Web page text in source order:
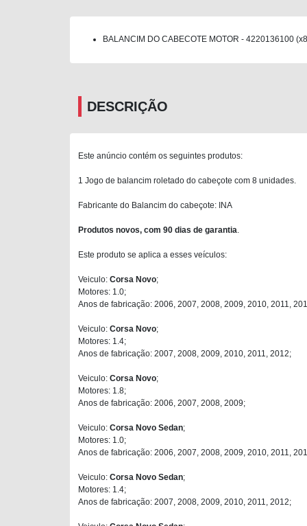
BALANCIM DO CABECOTE MOTOR - 4220136100
DESCRIÇÃO
Este anúncio contém os seguintes produtos:
1 Jogo de balancim roletado do cabeçote com 8 unidades.
Fabricante do Balancim do cabeçote: INA
Produtos novos, com 90 dias de garantia
Este produto se aplica a esses veículos:
Veiculo: Corsa Novo;
Motores: 1.0;
Anos de fabricação: 2006, 2007, 2008, 2009, 2010, 2011,
Veiculo: Corsa Novo;
Motores: 1.4;
Anos de fabricação: 2007, 2008, 2009, 2010, 2011, 2012;
Veiculo: Corsa Novo;
Motores: 1.8;
Anos de fabricação: 2006, 2007, 2008, 2009;
Veiculo: Corsa Novo Sedan;
Motores: 1.0;
Anos de fabricação: 2006, 2007, 2008, 2009, 2010, 2011,
Veiculo: Corsa Novo Sedan;
Motores: 1.4;
Anos de fabricação: 2007, 2008, 2009, 2010, 2011, 2012;